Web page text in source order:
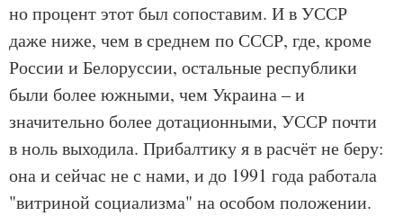
но процент этот был сопоставим. И в УССР
даже ниже, чем в среднем по СССР, где, кроме
России и Белоруссии, остальные республики
были более южными, чем Украина – и
значительно более дотационными, УССР почти
в ноль выходила. Прибалтику я в расчёт не беру:
она и сейчас не с нами, и до 1991 года работала
"витриной социализма" на особом положении.